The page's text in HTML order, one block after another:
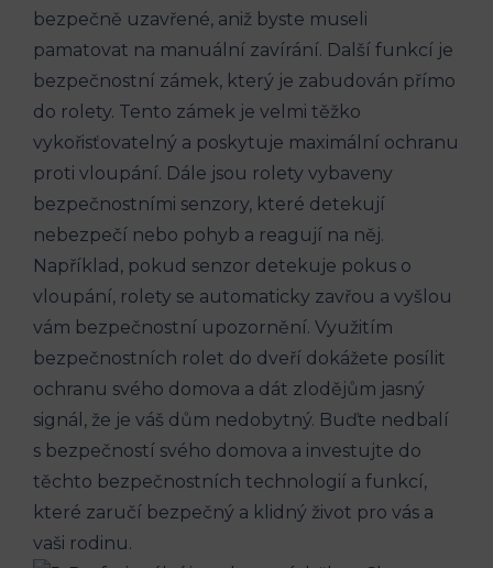
bezpečně uzavřené, aniž byste museli
pamatovat na manuální zavírání. Další funkcí je
bezpečnostní zámek, který je zabudován přímo
do rolety. Tento zámek je velmi těžko
vykořisťovatelný a poskytuje maximální ochranu
proti vloupání. Dále jsou rolety vybaveny
bezpečnostními senzory, které detekují
nebezpečí nebo pohyb a reagují na něj.
Například, pokud senzor detekuje pokus o
vloupání, rolety se automaticky zavřou a vyšlou
vám bezpečnostní upozornění. Využitím
bezpečnostních rolet do dveří dokážete posílit
ochranu svého domova a dát zlodějům jasný
signál, že je váš dům nedobytný. Buďte nedbalí
s bezpečností svého domova a investujte do
těchto bezpečnostních technologií a funkcí,
které zaručí bezpečný a klidný život pro vás a
vaši rodinu.